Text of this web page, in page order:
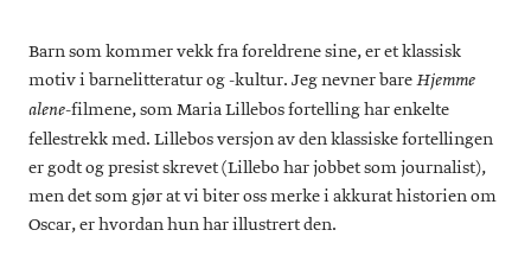
Barn som kommer vekk fra foreldrene sine, er et klassisk
motiv i barnelitteratur og -kultur. Jeg nevner bareHjemme
alene-filmene, som Maria Lillebos fortelling har enkelte
fellestrekk med. Lillebos versjon av den klassiske fortellingen
er godt og presist skrevet (Lillebo har jobbet som journalist),
men det som gjør at vi biter oss merke i akkurat historien om
Oscar, er hvordan hun har illustrert den.